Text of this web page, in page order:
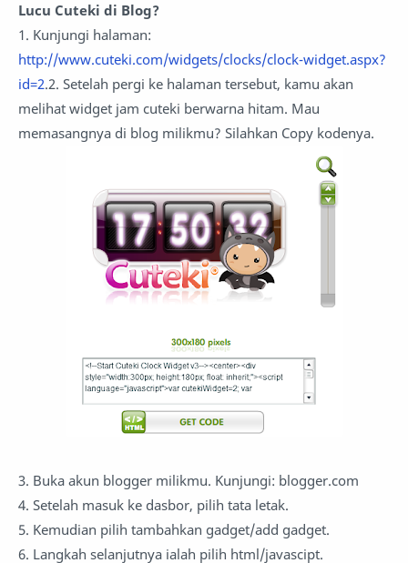
Lucu Cuteki di Blog?
1. Kunjungi halaman:
http://www.cuteki.com/widgets/clocks/clock-widget.aspx?
id=2.2. Setelah pergi ke halaman tersebut, kamu akan
melihat widget jam cuteki berwarna hitam. Mau
memasangnya di blog milikmu? Silahkan Copy kodenya.
3. Buka akun blogger milikmu. Kunjungi: blogger.com
4. Setelah masuk ke dasbor, pilih tata letak.
5. Kemudian pilih tambahkan gadget/add gadget.
6. Langkah selanjutnya ialah pilih html/javascipt.